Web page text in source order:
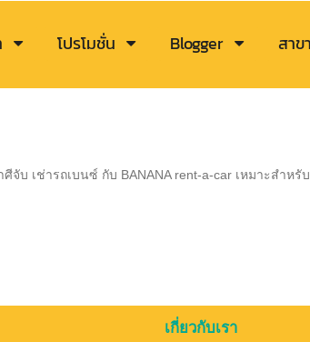
โปรโมชั่น Blogger สาขา
ศีจับ เช่ารถเบนซ์ กับ BANANA rent-a-car เหมาะสำ
เกี่ยวกับเรา